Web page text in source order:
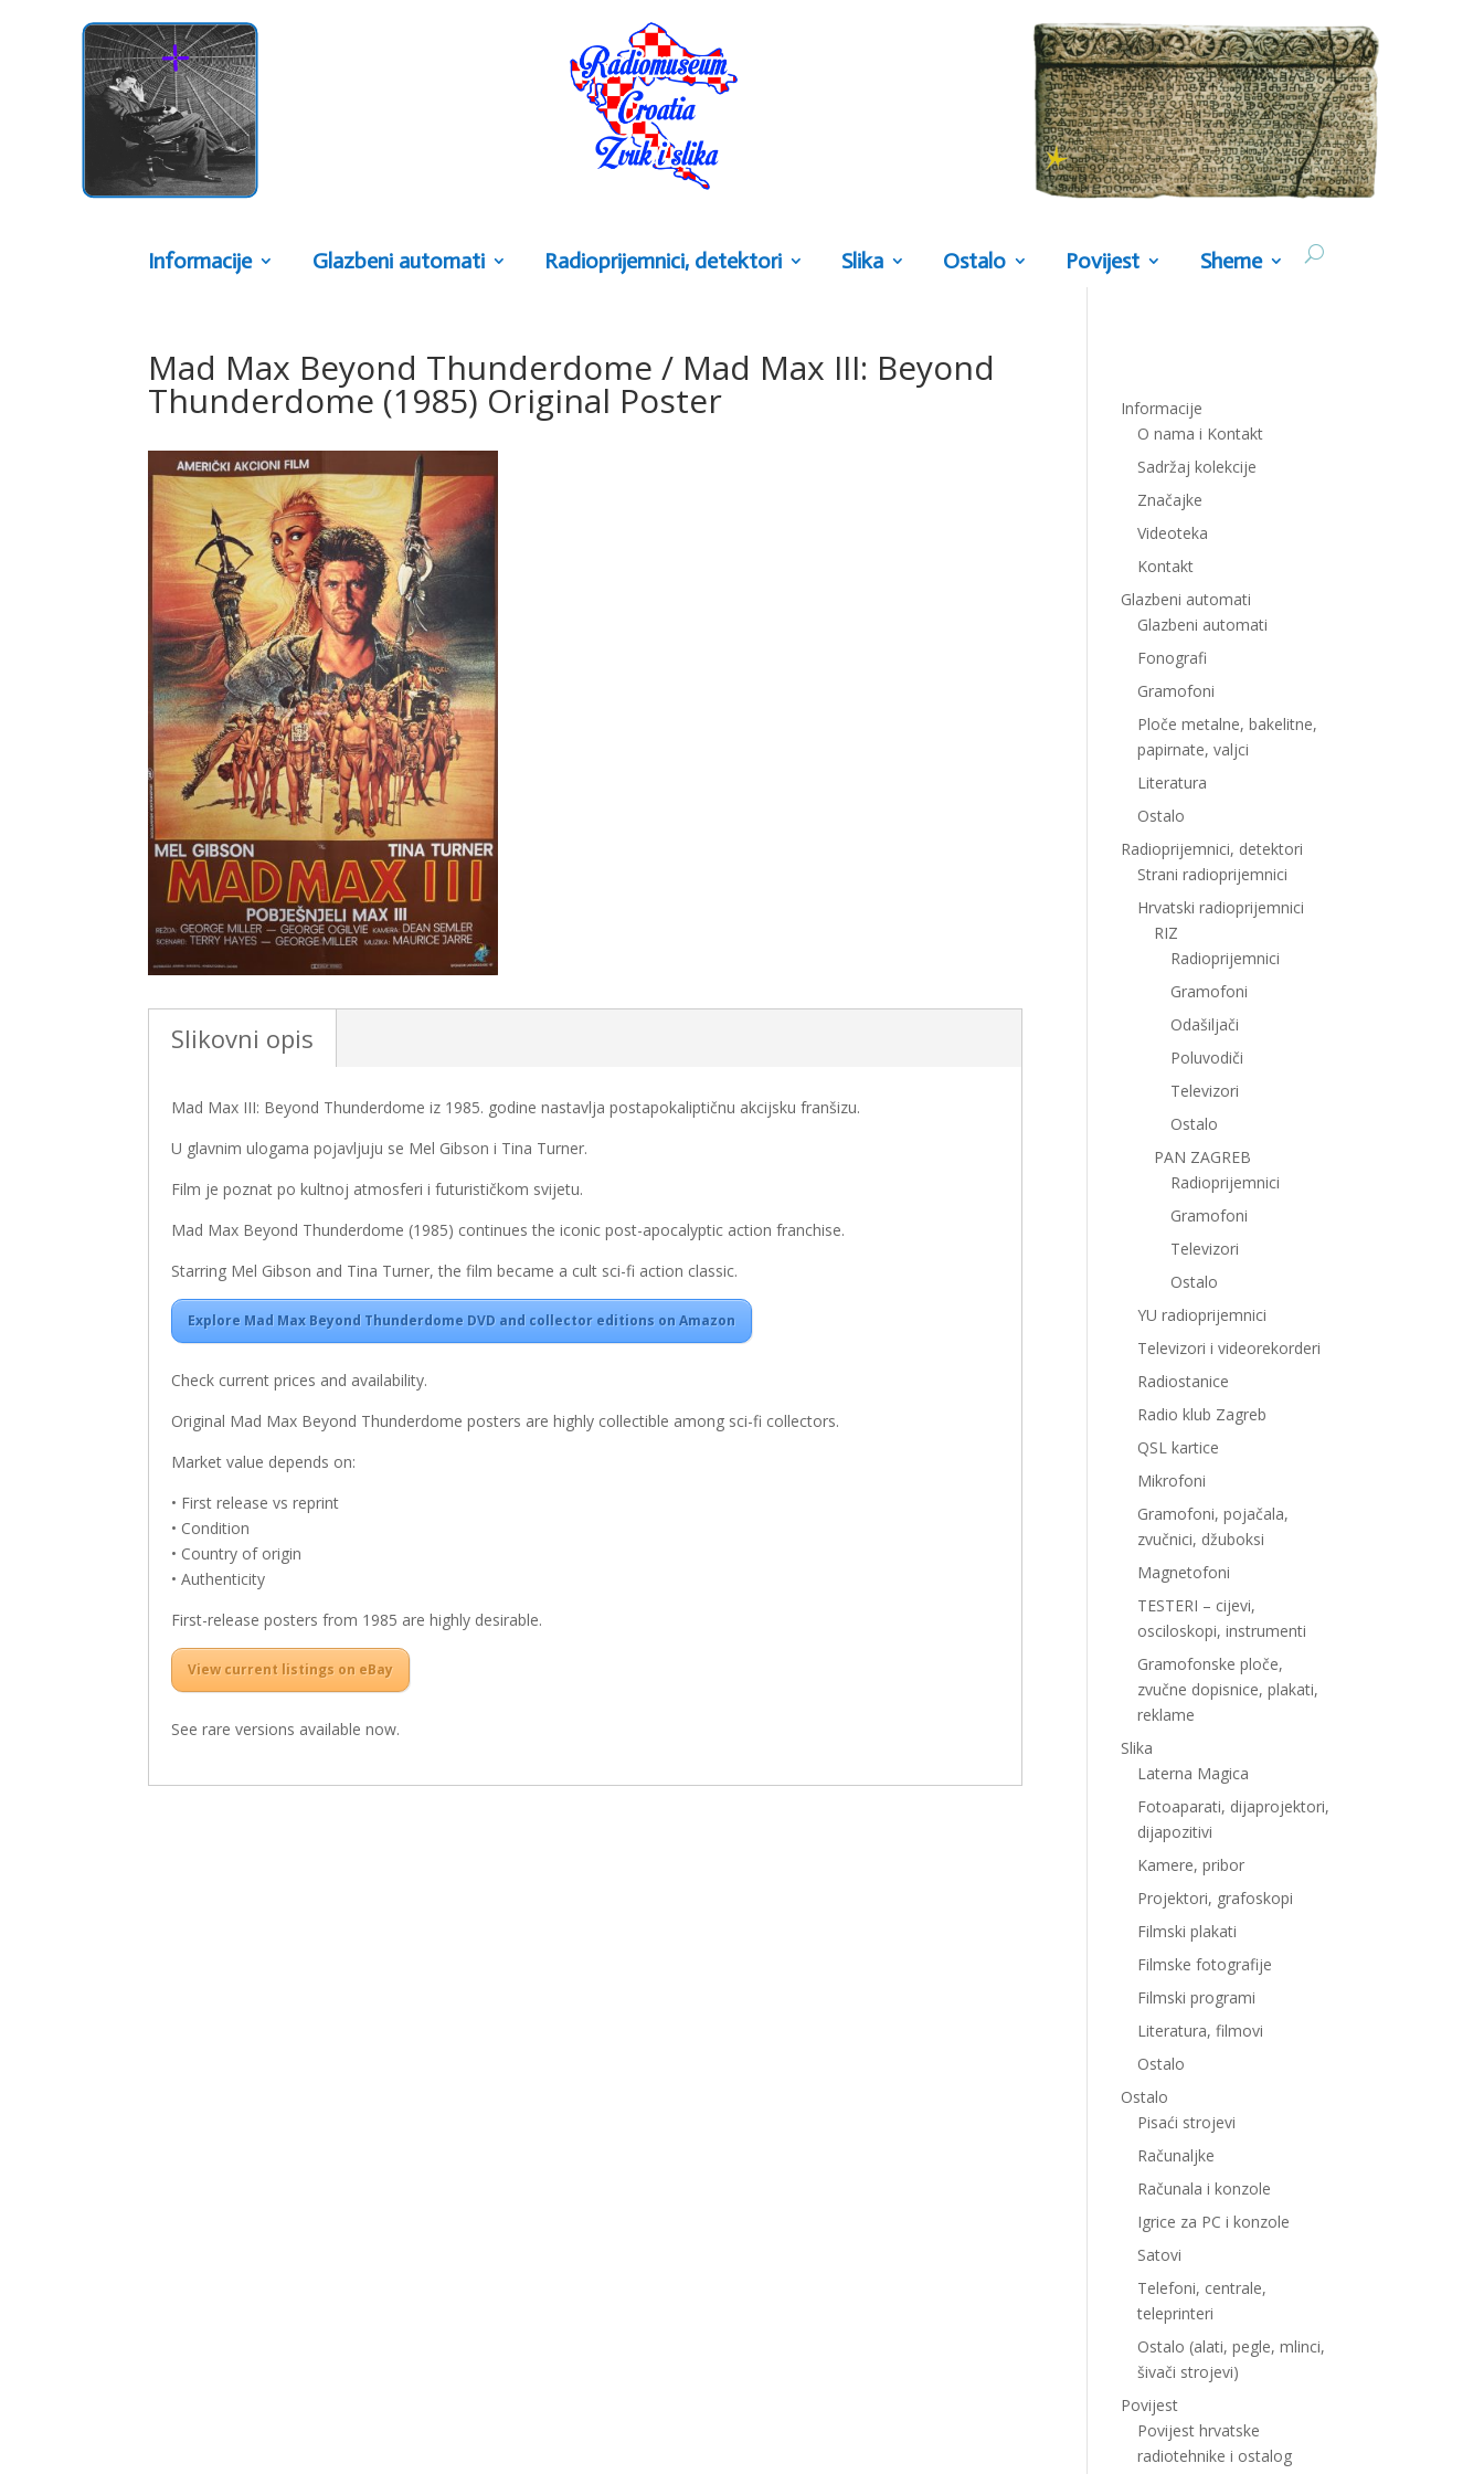
Informacije Glazbeni automati Radioprijemnici, detektori Slika Ostalo Povijest Sheme
Mad Max Beyond Thunderdome / Mad Max III: Beyond
Thunderdome (1985) Original Poster
Slikovni opis
Mad Max III: Beyond Thunderdome iz 1985. godine nastavlja postapokaliptičnu akcijsku franšizu.
U glavnim ulogama pojavljuju se Mel Gibson i Tina Turner.
Film je poznat po kultnoj atmosferi i futurističkom svijetu.
Mad Max Beyond Thunderdome (1985) continues the iconic post-apocalyptic action franchise.
Starring Mel Gibson and Tina Turner, the film became a cult sci-fi action classic.
Explore Mad Max Beyond Thunderdome DVD and collector editions on Amazon
Check current prices and availability.
Original Mad Max Beyond Thunderdome posters are highly collectible among sci-fi collectors.
Market value depends on:
• First release vs reprint
• Condition
• Country of origin
• Authenticity
First-release posters from 1985 are highly desirable.
View current listings on eBay
See rare versions available now.
Informacije
O nama i Kontakt
Sadržaj kolekcije
Značajke
Videoteka
Kontakt
Glazbeni automati
Glazbeni automati
Fonografi
Gramofoni
Ploče metalne, bakelitne,
papirnate, valjci
Literatura
Ostalo
Radioprijemnici, detektori
Strani radioprijemnici
Hrvatski radioprijemnici
RIZ
Radioprijemnici
Gramofoni
Odašiljači
Poluvodiči
Televizori
Ostalo
PAN ZAGREB
Radioprijemnici
Gramofoni
Televizori
Ostalo
YU radioprijemnici
Televizori i videorekorderi
Radiostanice
Radio klub Zagreb
QSL kartice
Mikrofoni
Gramofoni, pojačala,
zvučnici, džuboksi
Magnetofoni
TESTERI – cijevi,
osciloskopi, instrumenti
Gramofonske ploče,
zvučne dopisnice, plakati,
reklame
Slika
Laterna Magica
Fotoaparati, dijaprojektori,
dijapozitivi
Kamere, pribor
Projektori, grafoskopi
Filmski plakati
Filmske fotografije
Filmski programi
Literatura, filmovi
Ostalo
Ostalo
Pisaći strojevi
Računaljke
Računala i konzole
Igrice za PC i konzole
Satovi
Telefoni, centrale,
teleprinteri
Ostalo (alati, pegle, mlinci,
šivači strojevi)
Povijest
Povijest hrvatske
radiotehnike i ostalog